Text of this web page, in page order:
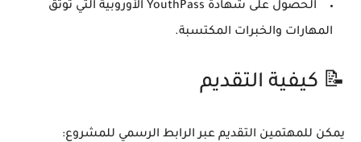
الحصول على شهادة YouthPass
الأوروبية التي توثق
المهارات والخبرات المكتسبة.
📝 كيفية التقديم
يمكن للمهتمين التقديم عبر الرابط الرسمي للمشروع: